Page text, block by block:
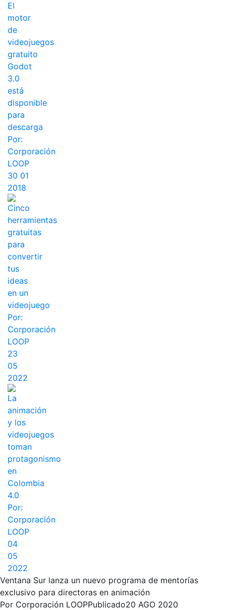
El
motor
de
videojuegos
gratuito
Godot
3.0
está
disponible
para
descarga
Por:
Corporación
LOOP
30 01
2018
Cinco
herramientas
gratuitas
para
convertir
tus
ideas
en un
videojuego
Por:
Corporación
LOOP
23
05
2022
La
animación
y los
videojuegos
toman
protagonismo
en
Colombia
4.0
Por:
Corporación
LOOP
04
05
2022
Ventana Sur lanza un nuevo programa de mentorías
exclusivo para directoras en animación
Por Corporación LOOPPublicado20 AGO 2020